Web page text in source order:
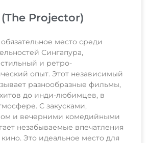
Projector)
место среди
Сингапура,
и ретро-
опыт. Этот независимый
разнообразные фильмы,
до инди-любимцев, в
С закусками,
и вечерними комедийными
незабываемые впечатления
Это идеальное место для